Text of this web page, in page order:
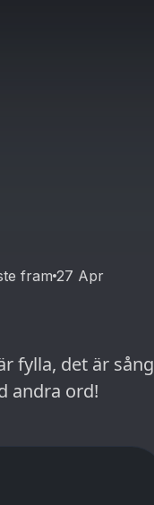
fram 27 Apr
fylla, det är sång
andra ord!